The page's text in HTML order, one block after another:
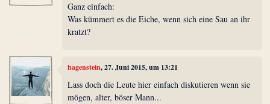
Ganz einfach:
Was kümmert es die Eiche, wenn sich eine Sau an ihr
kratzt?
hagenstein, 27. Juni 2015, um 13:21
Lass doch die Leute hier einfach diskutieren wenn sie
mögen, alter, böser Mann...